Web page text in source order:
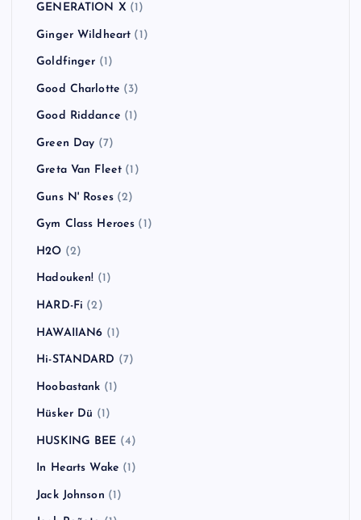
GENERATION X (1)
Ginger Wildheart (1)
Goldfinger (1)
Good Charlotte (3)
Good Riddance (1)
Green Day (7)
Greta Van Fleet (1)
Guns N' Roses(2)
Gym Class Heroes (1)
H2O (2)
Hadouken! (1)
HARD-Fi (2)
HAWAIIAN6 (1)
Hi-STANDARD (7)
Hoobastank (1)
Hüsker Dü (1)
HUSKING BEE (4)
In Hearts Wake (1)
Jack Johnson (1)